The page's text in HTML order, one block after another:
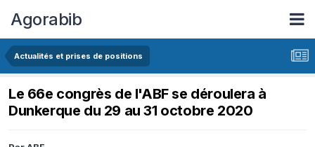
Agorabib
Actualités et prises de positions
Le 66e congrès de l'ABF se déroulera à
Dunkerque du 29 au 31 octobre 2020